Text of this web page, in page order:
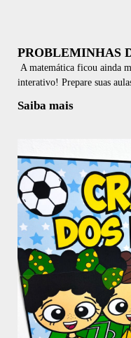
PROBLEMINHAS
A matemática ficou ainda
interativo! Prepare suas
Saiba mais